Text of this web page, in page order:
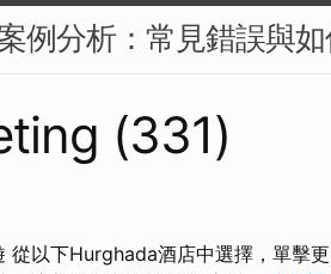
例分析：常見錯誤與
(331)
從以下Hurghada酒店中選擇，單擊